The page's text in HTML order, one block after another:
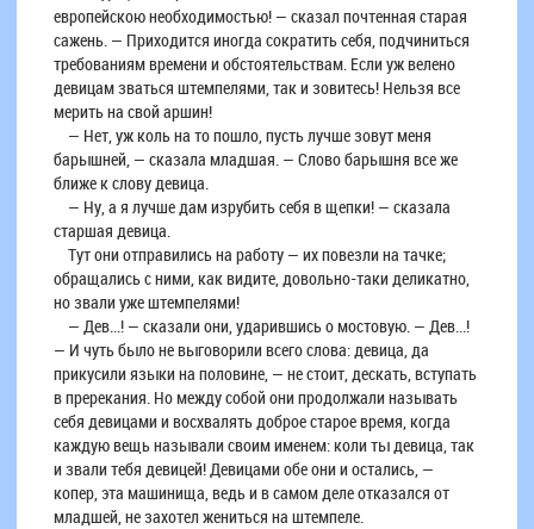
европейскою необходимостью! — сказал почтенная старая
сажень. — Приходится иногда сократить себя, подчиниться
требованиям времени и обстоятельствам. Если уж велено
девицам зваться штемпелями, так и зовитесь! Нельзя все
мерить на свой аршин!
— Нет, уж коль на то пошло, пусть лучше зовут меня
барышней, — сказала младшая. — Слово барышня все же
ближе к слову девица.
— Ну, а я лучше дам изрубить себя в щепки! — сказала
старшая девица.
Тут они отправились на работу — их повезли на тачке;
обращались с ними, как видите, довольно-таки деликатно,
но звали уже штемпелями!
— Дев...! — сказали они, ударившись о мостовую. — Дев...!
— И чуть было не выговорили всего слова: девица, да
прикусили языки на половине, — не стоит, дескать, вступать
в пререкания. Но между собой они продолжали называть
себя девицами и восхвалять доброе старое время, когда
каждую вещь называли своим именем: коли ты девица, так
и звали тебя девицей! Девицами обе они и остались, —
копер, эта машинища, ведь и в самом деле отказался от
младшей, не захотел жениться на штемпеле.